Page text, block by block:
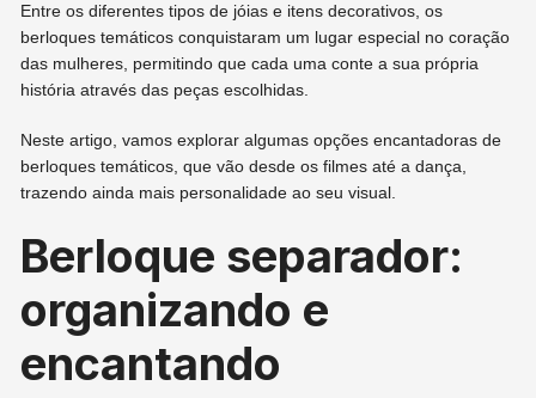
Entre os diferentes tipos de jóias e itens decorativos, os
berloques temáticos conquistaram um lugar especial no coração
das mulheres, permitindo que cada uma conte a sua própria
história através das peças escolhidas.
Neste artigo, vamos explorar algumas opções encantadoras de
berloques temáticos, que vão desde os filmes até a dança,
trazendo ainda mais personalidade ao seu visual.
Berloque separador:
organizando e
encantando